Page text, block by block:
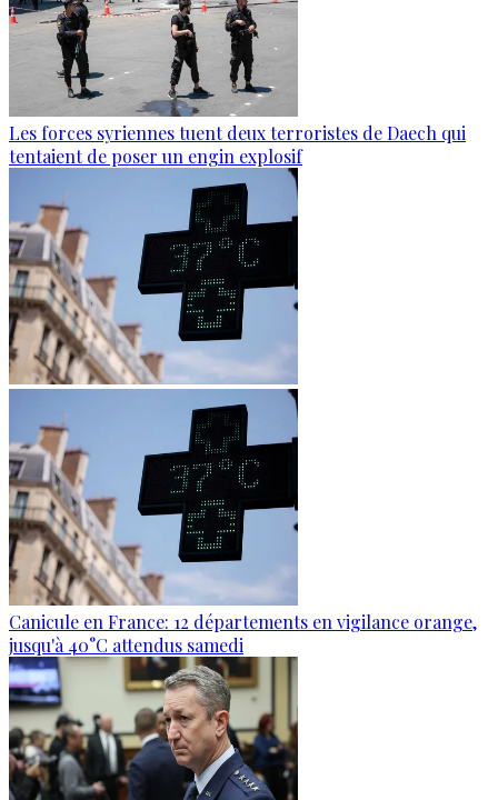
Les forces syriennes tuent deux terroristes de Daech qui
tentaient de poser un engin explosif
Canicule en France: 12 départements en vigilance orange,
jusqu'à 40°C attendus samedi